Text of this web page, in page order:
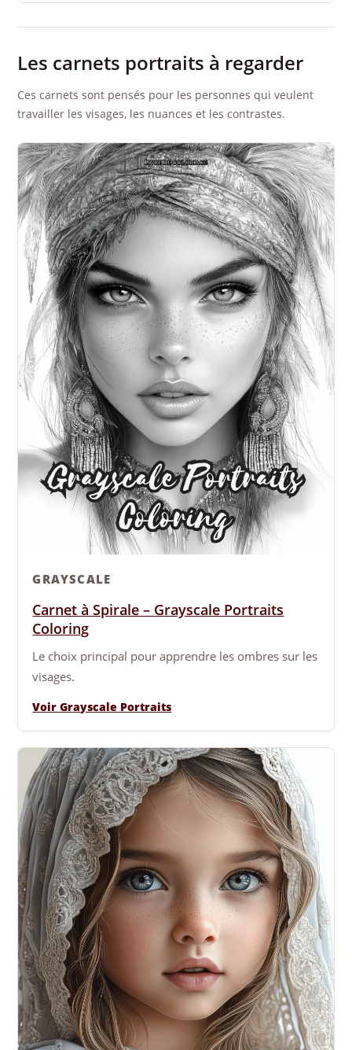
Les carnets portraits à regarder
Ces carnets sont pensés pour les personnes qui veulent
travailler les visages, les nuances et les contrastes.
GRAYSCALE
Carnet à Spirale – Grayscale Portraits
Coloring
Le choix principal pour apprendre les ombres sur les
visages.
Voir Grayscale Portraits